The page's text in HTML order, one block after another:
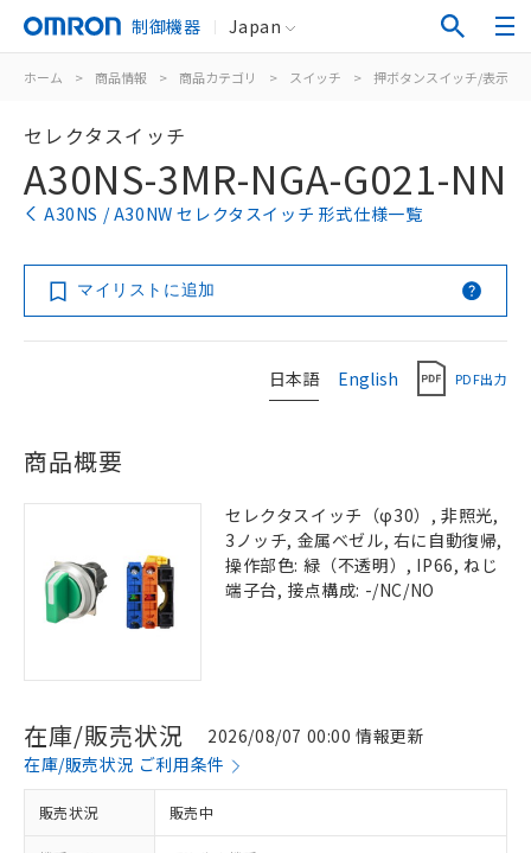
制御機器 Japan
ホーム > 商品情報 > 商品カテゴリ > スイッチ > 押ボタンスイッチ/表示灯
セレクタスイッチ
A30NS-3MR-NGA-G021-NN
A30NS / A30NW セレクタスイッチ 形式仕様一覧
マイリストに追加
日本語 English PDF出力
商品概要
セレクタスイッチ（φ30）, 非照光,
3ノッチ, 金属ベゼル, 右に自動復帰,
操作部色: 緑（不透明）, IP66, ねじ
端子台, 接点構成: -/NC/NO
在庫/販売状況
2026/08/07 00:00 情報更新
在庫/販売状況 ご利用条件
販売状況 販売中